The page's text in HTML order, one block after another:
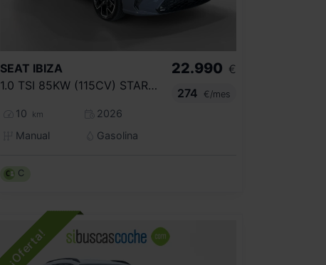
SEAT IBIZA
1.0 TSI 85KW (115CV) START&STOP FR+
10 km
2026
Manual
Gasolina
22.990 €
274
€/mes
C